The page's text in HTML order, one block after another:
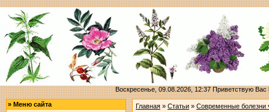
Воскресенье, 09.08.2026, 12:37Приветствую Вас
» Меню сайта
Главная» Статьи» Современные болезни